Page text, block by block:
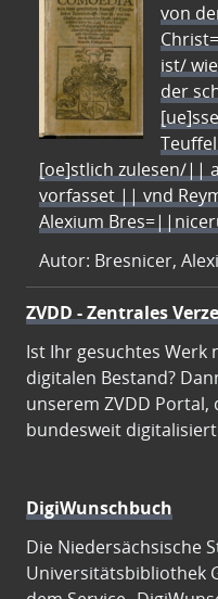
von
ist/
der
[oe]stlich zulesen/||
vorfasset || vnd
Alexium
Autor: Bresnicer,
ZVDD - Zentrales
Ist Ihr gesuchtes
digitalen Bestand?
unserem ZVDD Portal,
bundesweit
DigiWunschbuch
Die Niedersächsische
Universitätsbibliothek